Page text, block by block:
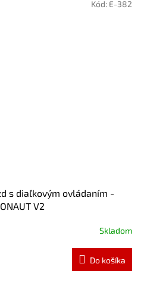
s diaľkovým ovládaním -
V2
Skladom
Do košíka
Kód: E-382